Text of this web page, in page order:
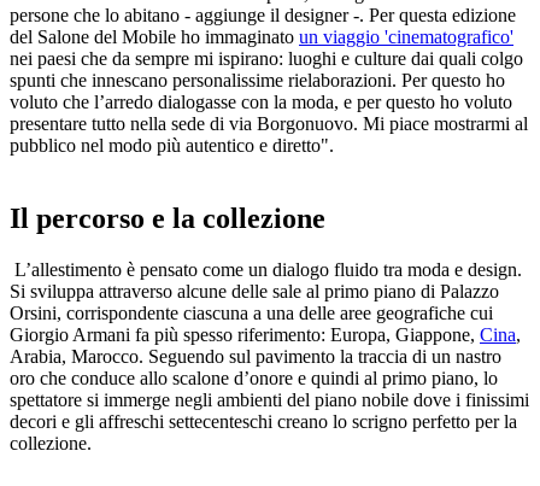
persone che lo abitano - aggiunge il designer -. Per questa edizione
del Salone del Mobile ho immaginato un viaggio 'cinematografico'
nei paesi che da sempre mi ispirano: luoghi e culture dai quali colgo
spunti che innescano personalissime rielaborazioni. Per questo ho
voluto che l’arredo dialogasse con la moda, e per questo ho voluto
presentare tutto nella sede di via Borgonuovo. Mi piace mostrarmi al
pubblico nel modo più autentico e diretto".
Il percorso e la collezione
L’allestimento è pensato come un dialogo fluido tra moda e design.
Si sviluppa attraverso alcune delle sale al primo piano di Palazzo
Orsini, corrispondente ciascuna a una delle aree geografiche cui
Giorgio Armani fa più spesso riferimento: Europa, Giappone, Cina,
Arabia, Marocco. Seguendo sul pavimento la traccia di un nastro
oro che conduce allo scalone d’onore e quindi al primo piano, lo
spettatore si immerge negli ambienti del piano nobile dove i finissimi
decori e gli affreschi settecenteschi creano lo scrigno perfetto per la
collezione.